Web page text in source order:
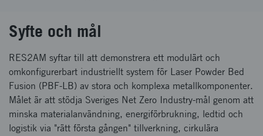
Syfte och mål
RES2AM syftar till att demonstrera ett modulärt och
omkonfigurerbart industriellt system för Laser Powder Bed
Fusion (PBF-LB) av stora och komplexa metallkomponenter.
Målet är att stödja Sveriges Net Zero Industry-mål genom att
minska materialanvändning, energiförbrukning, ledtid och
logistik via "rätt första gången" tillverkning, cirkulära